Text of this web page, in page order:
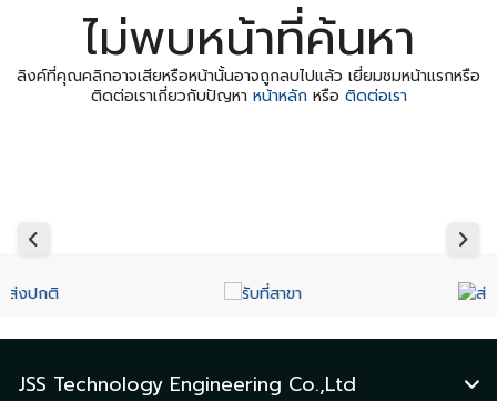
ไม่พบหน้าที่ค้นหา
ลิงค์ที่คุณคลิกอาจเสียหรือหน้านั้นอาจถูกลบไปแล้ว เยี่ยมชมหน้าแรกหรือ
ติดต่อเราเกี่ยวกับปัญหา หน้าหลักหรือ ติดต่อเรา
JSS Technology Engineering Co.,Ltd